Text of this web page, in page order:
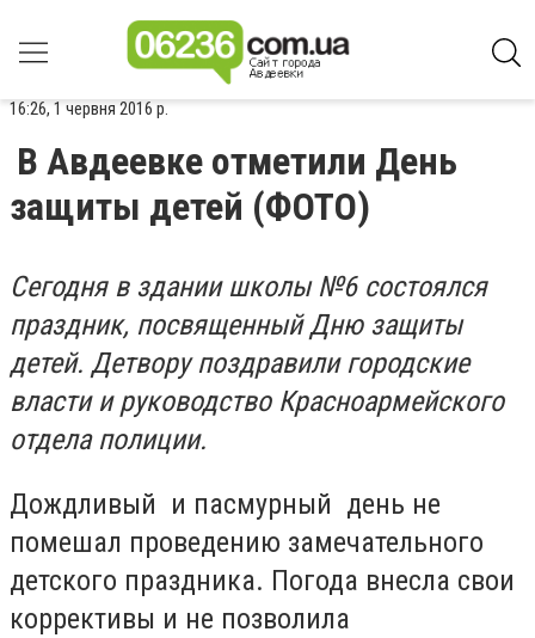
16:26, 1 червня 2016 р.
В Авдеевке отметили День
защиты детей (ФОТО)
Сегодня в здании школы №6 состоялся
праздник, посвященный Дню защиты
детей. Детвору поздравили городские
власти и руководство Красноармейского
отдела полиции.
Дождливый и пасмурный день не
помешал проведению замечательного
детского праздника. Погода внесла свои
коррективы и не позволила